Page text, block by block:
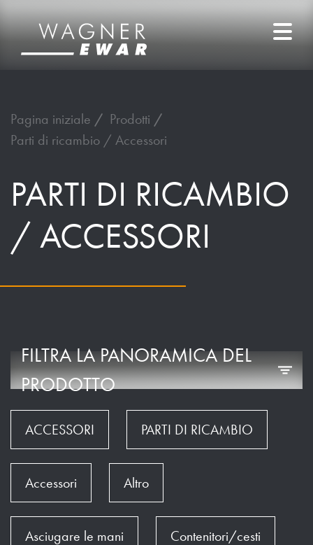
Pagina iniziale
Prodotti
Parti di ricambio / Accessori
PARTI DI RICAMBIO
/ ACCESSORI
FILTRA LA PANORAMICA DEL
PRODOTTO
ACCESSORI PARTI DI RICAMBIO
Accessori Altro
Asciugare le mani Contenitori/cesti